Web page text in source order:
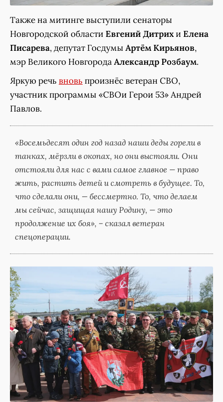
Также на митинге выступили сенаторы
Новгородской области Евгений Дитрихи Елена
Писарева, депутат Госдумы Артём Кирьянов,
мэр Великого НовгородаАлександр Розбаум.
Яркую речь вновь произнёс ветеран СВО,
участник программы «СВОи Герои 53» Андрей
Павлов.
«Восемьдесят один год назад наши деды горели в
танках, мёрзли в окопах, но они выстояли. Они
отстояли для нас с вами самое главное — право
жить, растить детей и смотреть в будущее. То,
что сделали они, — бессмертно. То, что делаем
мы сейчас, защищая нашу Родину, — это
продолжение их боя», – сказал ветеран
спецоперации.